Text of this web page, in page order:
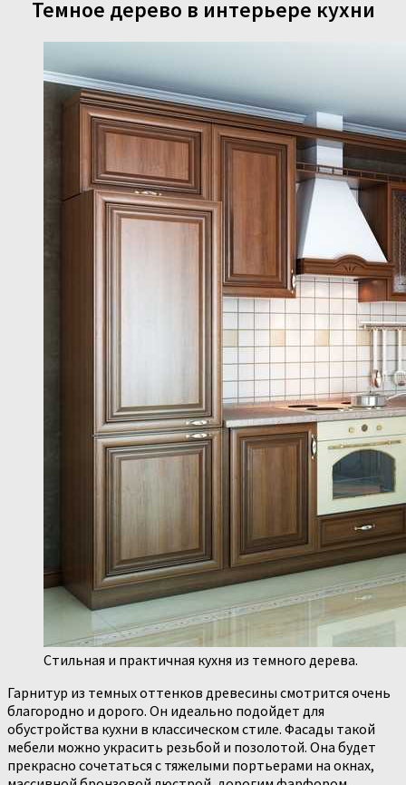
Темное дерево в интерьере кухни
Стильная и практичная кухня из темного дерева.
Гарнитур из темных оттенков древесины смотрится очень
благородно и дорого. Он идеально подойдет для
обустройства кухни в классическом стиле. Фасады такой
мебели можно украсить резьбой и позолотой. Она будет
прекрасно сочетаться с тяжелыми портьерами на окнах,